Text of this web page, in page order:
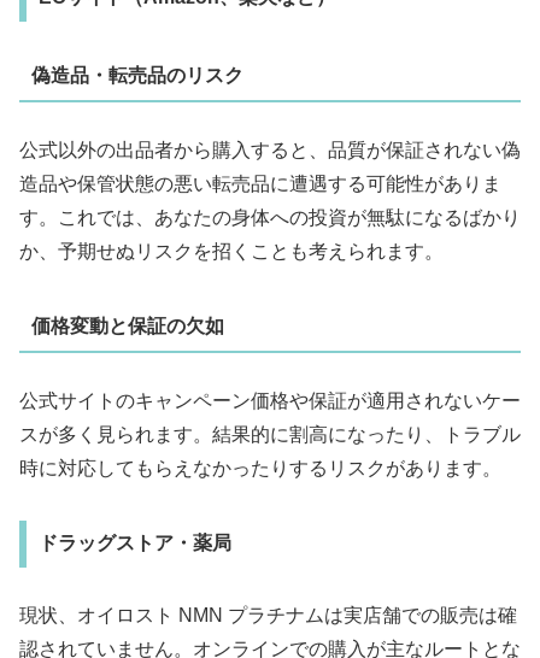
偽造品・転売品のリスク
公式以外の出品者から購入すると、品質が保証されない偽
造品や保管状態の悪い転売品に遭遇する可能性がありま
す。これでは、あなたの身体への投資が無駄になるばかり
か、予期せぬリスクを招くことも考えられます。
価格変動と保証の欠如
公式サイトのキャンペーン価格や保証が適用されないケー
スが多く見られます。結果的に割高になったり、トラブル
時に対応してもらえなかったりするリスクがあります。
ドラッグストア・薬局
現状、オイロスト NMN プラチナムは実店舗での販売は確
認されていません。オンラインでの購入が主なルートとな